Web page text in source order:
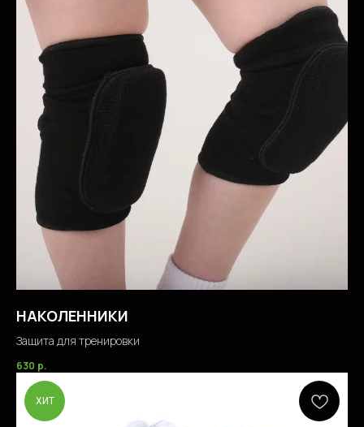
НАКОЛЕННИКИ
Защита для тренировки
630 р.
ХИТ